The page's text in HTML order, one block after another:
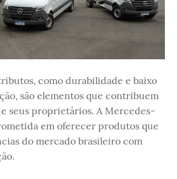
como durabilidade e baixo
são elementos que contribuem
seus proprietários. A Mercedes-
em oferecer produtos que
do mercado brasileiro com